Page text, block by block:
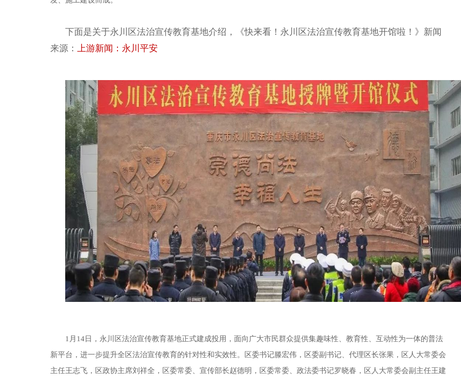
下面是关于永川区法治宣传教育基地介绍，《快来看！永川区法治宣传教育基地开馆啦！》新闻
来源： 上游新闻：永川平安
1月14日，永川区法治宣传教育基地正式建成投用，面向广大市民群众提供集趣味性、教育性、互动性为一体的普法
新平台，进一步提升全区法治宣传教育的针对性和实效性。区委书记滕宏伟，区委副书记、代理区长张果，区人大常委会
主任王志飞，区政协主席刘祥全，区委常委、宣传部长赵德明，区委常委、政法委书记罗晓春，区人大常委会副主任王建